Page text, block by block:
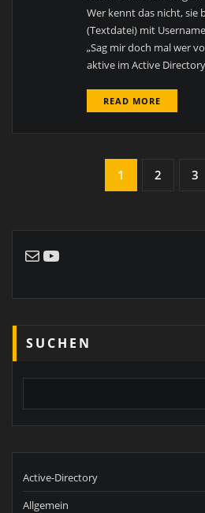
Wer kennt das nicht, sie
(Textdatei) mit
„Sag mir doch mal wer
aktive im Active
READ MORE
Beiträge
1 2 3
E-MailYouTube
SUCHEN
Active-Directory
Allgemein